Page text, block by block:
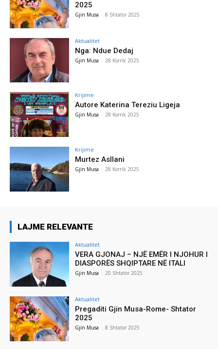
2025
Gjin Musa - 8 Shtator 2025
Aktualitet
Nga: Ndue Dedaj
Gjin Musa - 28 Korrik 2025
Krijime
Autore Katerina Tereziu Ligeja
Gjin Musa - 28 Korrik 2025
Krijime
Murtez Asllani
Gjin Musa - 28 Korrik 2025
LAJME RELEVANTE
Aktualitet
VERA GJONAJ – NJË EMËR I NJOHUR I
DIASPORËS SHQIPTARE NË ITALI
Gjin Musa - 20 Shtator 2025
Aktualitet
Pregaditi Gjin Musa-Rome- Shtator
2025
Gjin Musa - 8 Shtator 2025